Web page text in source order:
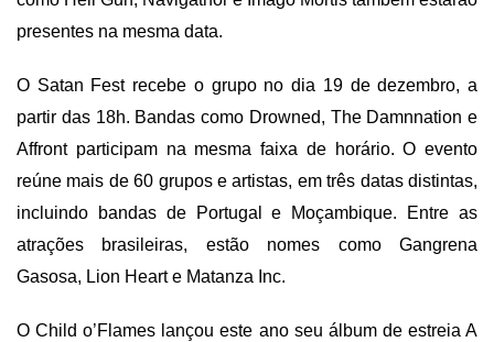
presentes na mesma data.
O Satan Fest recebe o grupo no dia 19 de dezembro, a
partir das 18h. Bandas como Drowned, The Damnnation e
Affront participam na mesma faixa de horário. O evento
reúne mais de 60 grupos e artistas, em três datas distintas,
incluindo bandas de Portugal e Moçambique. Entre as
atrações brasileiras, estão nomes como Gangrena
Gasosa, Lion Heart e Matanza Inc.
O Child o’Flames lançou este ano seu álbum de estreia A